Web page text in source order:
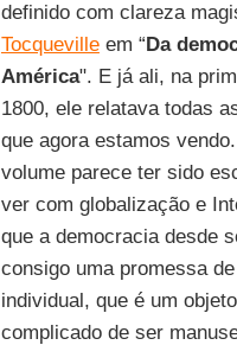
definido com clareza
Tocquevilleem “Da
América". E já ali, na
1800, ele relatava todas
que agora estamos
volume parece ter sido
ver com globalização e
que a democracia desde
consigo uma promessa
individual, que é um
complicado de ser